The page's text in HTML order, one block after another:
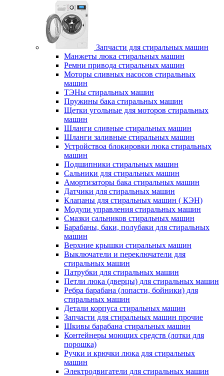
Запчасти для стиральных машин
Манжеты люка стиральных машин
Ремни привода стиральных машин
Моторы сливных насосов стиральных
машин
ТЭНы стиральных машин
Пружины бака стиральных машин
Щетки угольные для моторов стиральных
машин
Шланги сливные стиральных машин
Шланги заливные стиральных машин
Устройствоа блокировки люка стиральных
машин
Подшипники стиральных машин
Сальники для стиральных машин
Амортизаторы бака стиральных машин
Датчики для стиральных машин
Клапаны для стиральных машин ( КЭН)
Модули управления стиральных машин
Смазки сальников стиральных машин
Барабаны, баки, полубаки для стиральных
машин
Верхние крышки стиральных машин
Выключатели и переключатели для
стиральных машин
Патрубки для стиральных машин
Петли люка (дверцы) для стиральных машин
Ребра барабана (лопасти, бойники) для
стиральных машин
Детали корпуса стиральных машин
Запчасти для стиральных машин прочие
Шкивы барабана стиральных машин
Контейнеры моющих средств (лотки для
порошка)
Ручки и крючки люка для стиральных
машин
Электродвигатели для стиральных машин